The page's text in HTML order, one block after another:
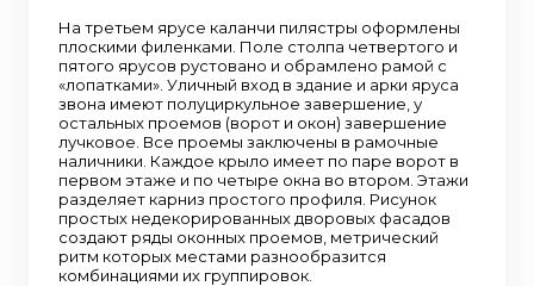
На третьем ярусе каланчи пилястры оформлены
плоскими филенками. Поле столпа четвертого и
пятого ярусов рустовано и обрамлено рамой с
«лопатками». Уличный вход в здание и арки яруса
звона имеют полуциркульное завершение, у
остальных проемов (ворот и окон) завершение
лучковое. Все проемы заключены в рамочные
наличники. Каждое крыло имеет по паре ворот в
первом этаже и по четыре окна во втором. Этажи
разделяет карниз простого профиля. Рисунок
простых недекорированных дворовых фасадов
создают ряды оконных проемов, метрический
ритм которых местами разнообразится
комбинациями их группировок.